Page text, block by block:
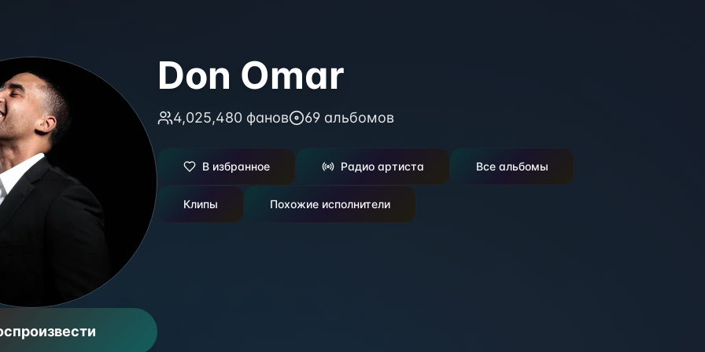
Don Omar
4,025,480 фанов 69 альбомов
В избранное Радио артиста Все альбомы
Клипы Похожие исполнители